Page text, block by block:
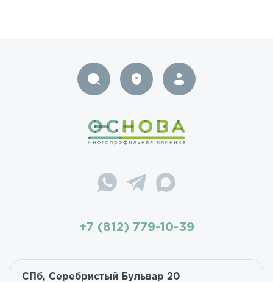
+7 (812) 779-10-39
СПб, Серебристый Бульвар 20